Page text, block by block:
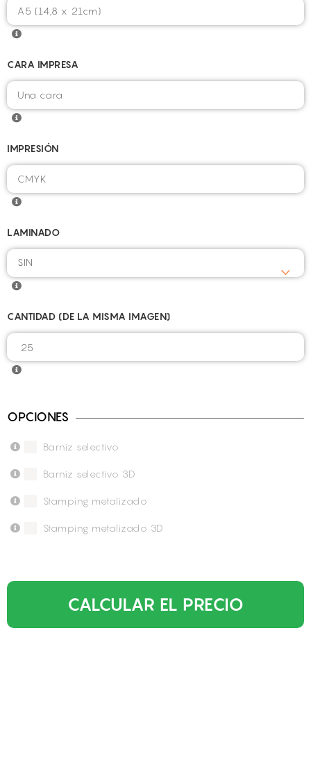
CARA IMPRESA
IMPRESIÓN
LAMINADO
SIN
CANTIDAD (DE LA MISMA IMAGEN)
OPCIONES
Barniz selectivo
Barniz selectivo 3D
Stamping metalizado
Stamping metalizado 3D
CALCULAR EL PRECIO